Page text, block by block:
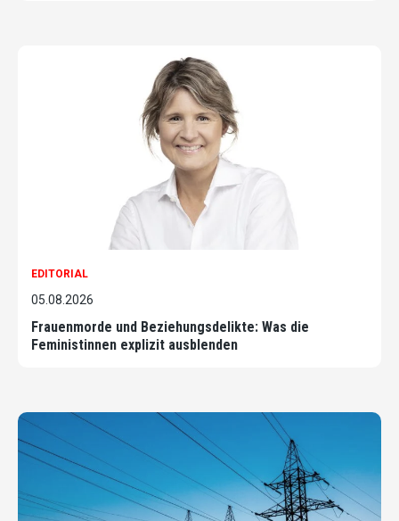
EDITORIAL
05.08.2026
Frauenmorde und Beziehungsdelikte: Was die
Feministinnen explizit ausblenden